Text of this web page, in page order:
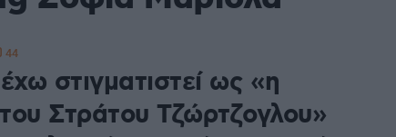
στιγματιστεί ως «η
Στράτου Τζώρτζογλου»
44